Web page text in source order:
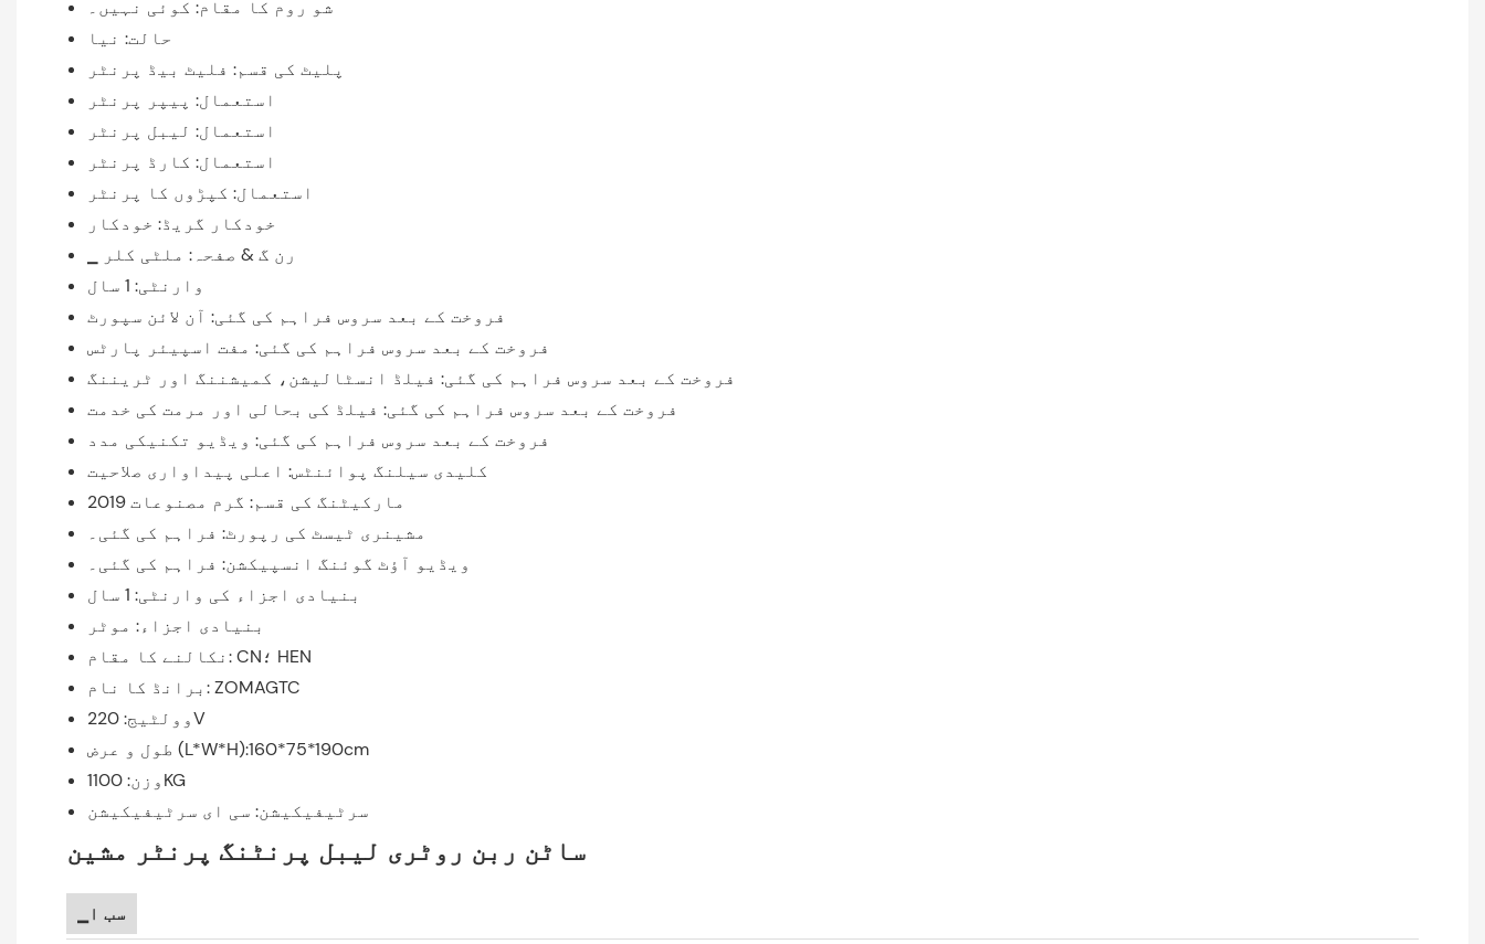
شو روم کا مقام: کوئی نہیں۔
حالت: نیا
پلیٹ کی قسم: فلیٹ بیڈ پرنٹر
استعمال: پیپر پرنٹر
استعمال: لیبل پرنٹر
استعمال: کارڈ پرنٹر
استعمال: کپڑوں کا پرنٹر
خودکار گریڈ: خودکار
▁ رن گ & صفحہ: ملٹی کلر
وارنٹی: 1 سال
فروخت کے بعد سروس فراہم کی گئی: آن لائن سپورٹ
فروخت کے بعد سروس فراہم کی گئی: مفت اسپیئر پارٹس
فروخت کے بعد سروس فراہم کی گئی: فیلڈ انسٹالیشن، کمیشننگ اور ٹریننگ
فروخت کے بعد سروس فراہم کی گئی: فیلڈ کی بحالی اور مرمت کی خدمت
فروخت کے بعد سروس فراہم کی گئی: ویڈیو تکنیکی مدد
کلیدی سیلنگ پوائنٹس: اعلی پیداواری صلاحیت
مارکیٹنگ کی قسم: گرم مصنوعات 2019
مشینری ٹیسٹ کی رپورٹ: فراہم کی گئی۔
ویڈیو آؤٹ گوئنگ انسپیکشن: فراہم کی گئی۔
بنیادی اجزاء کی وارنٹی: 1 سال
بنیادی اجزاء: موٹر
نکالنے کا مقام: CN؛ HEN
برانڈ کا نام: ZOMAGTC
وولٹیج: 220V
طول و عرض (L*W*H):160*75*190cm
وزن: 1100KG
سرٹیفیکیشن: سی ای سرٹیفیکیشن
ساٹن ربن روٹری لیبل پرنٹنگ پرنٹر مشین
▁سب ا